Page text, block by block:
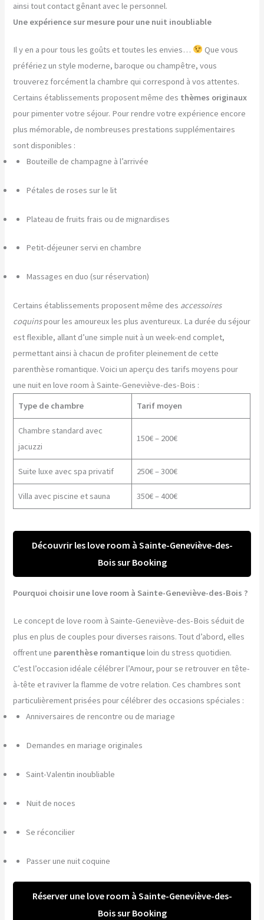
ainsi tout contact gênant avec le personnel.
Une expérience sur mesure pour une nuit inoubliable
Il y en a pour tous les goûts et toutes les envies…
Que vous
préfériez un style moderne, baroque ou champêtre, vous
trouverez forcément la chambre qui correspond à vos attentes.
Certains établissements proposent même des thèmes originaux
pour pimenter votre séjour. Pour rendre votre expérience encore
plus mémorable, de nombreuses prestations supplémentaires
sont disponibles :
Bouteille de champagne à l’arrivée
Pétales de roses sur le lit
Plateau de fruits frais ou de mignardises
Petit-déjeuner servi en chambre
Massages en duo (sur réservation)
Certains établissements proposent même des accessoires
coquinspour les amoureux les plus aventureux. La durée du séjour
est flexible, allant d’une simple nuit à un week-end complet,
permettant ainsi à chacun de profiter pleinement de cette
parenthèse romantique. Voici un aperçu des tarifs moyens pour
une nuit en love room à Sainte-Geneviève-des-Bois :
Type de chambre
Tarif moyen
Chambre standard avec
jacuzzi
150€ – 200€
Suite luxe avec spa privatif 250€ – 300€
Villa avec piscine et sauna 350€ – 400€
Découvrir les love room à Sainte-Geneviève-des-
Bois sur Booking
Pourquoi choisir une love room à Sainte-Geneviève-des-Bois ?
Le concept de love room à Sainte-Geneviève-des-Bois séduit de
plus en plus de couples pour diverses raisons. Tout d’abord, elles
offrent une parenthèse romantiqueloin du stress quotidien.
C’est l’occasion idéale célébrer l’Amour, pour se retrouver en tête-
à-tête et raviver la flamme de votre relation. Ces chambres sont
particulièrement prisées pour célébrer des occasions spéciales :
Anniversaires de rencontre ou de mariage
Demandes en mariage originales
Saint-Valentin inoubliable
Nuit de noces
Se réconcilier
Passer une nuit coquine
Réserver une love room à Sainte-Geneviève-des-
Bois sur Booking